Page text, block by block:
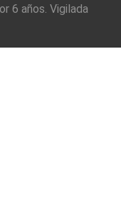
6 años. Vigilada